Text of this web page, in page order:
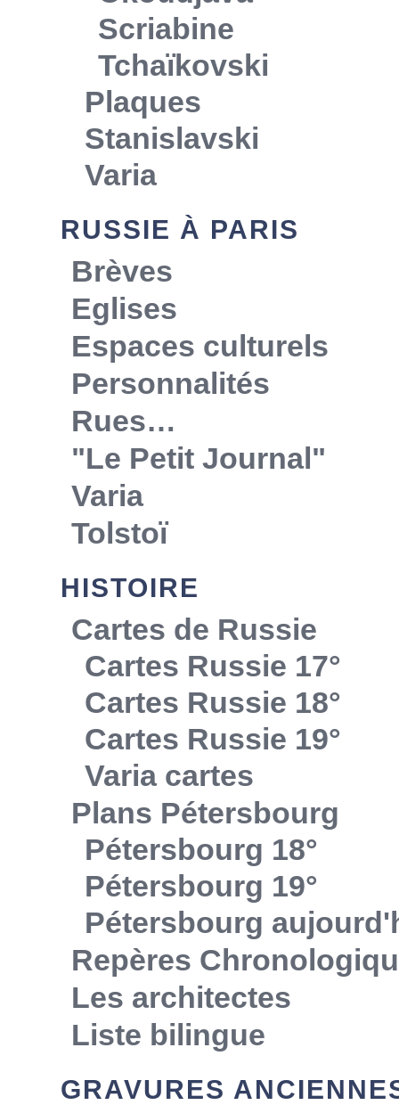
Scriabine
Tchaïkovski
Plaques
Stanislavski
Varia
RUSSIE À PARIS
Brèves
Eglises
Espaces culturels
Personnalités
Rues…
"Le Petit Journal"
Varia
Tolstoï
HISTOIRE
Cartes de Russie
Cartes Russie 17°
Cartes Russie 18°
Cartes Russie 19°
Varia cartes
Plans Pétersbourg
Pétersbourg 18°
Pétersbourg 19°
Pétersbourg
Repères
Les architectes
Liste bilingue
GRAVURES